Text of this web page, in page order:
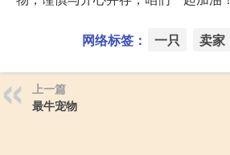
网络标签： 一只 卖家
上一篇
最牛宠物